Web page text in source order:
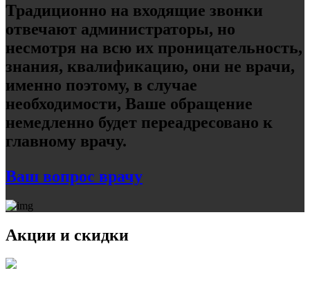
Традиционно на входящие звонки
отвечают администраторы, но
несмотря на всю их проницательность,
знания, квалификацию, они не врачи,
именно поэтому, в случае
необходимости, Ваше обращение
немедленно будет переадресовано к
главному врачу.
Ваш вопрос врачу
Акции и скидки